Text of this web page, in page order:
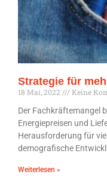
Strategie für
18 Mai, 2022
Keine
Der Fachkräftemangel
Energiepreisen und
Herausforderung für
demografische
Weiterlesen »